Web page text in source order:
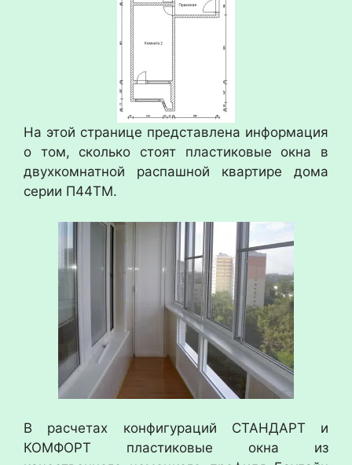
На этой странице представлена информация
о том, сколько стоят пластиковые окна в
двухкомнатной распашной квартире дома
серии П44ТМ.
В расчетах конфигураций СТАНДАРТ и
КОМФОРТ пластиковые окна из